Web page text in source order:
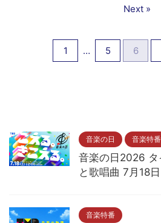
1 … 5 6
Next »
音楽の日 音楽特番
音楽の日2026 タ
と歌唱曲 7月18
音楽特番